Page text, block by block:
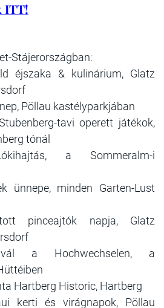
ITT!
Stájerországban:
éjszaka & kulinárium, Glatz
Pöllau kastélyparkjában
tavi operett játékok,
tónál
a Sommeralm-i
ünnepe, minden Garten-Lust
pinceajtók napja, Glatz
a Hochwechselen, a
Hartberg Historic, Hartberg
kerti és virágnapok, Pöllau